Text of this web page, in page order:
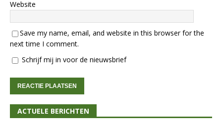
Website
Save my name, email, and website in this browser for the
next time I comment.
Schrijf mij in voor de nieuwsbrief
ACTUELE BERICHTEN